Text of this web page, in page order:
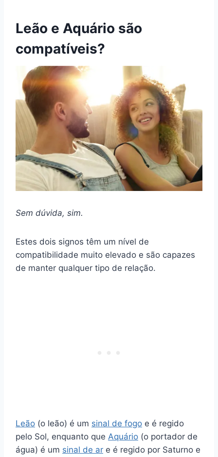
Leão e Aquário são
compatíveis?
Sem dúvida, sim.
Estes dois signos têm um nível de
compatibilidade muito elevado e são capazes
de manter qualquer tipo de relação.
Leão (o leão) é um sinal de fogo e é regido
pelo Sol, enquanto que Aquário (o portador de
água) é um sinal de ar e é regido por Saturno e